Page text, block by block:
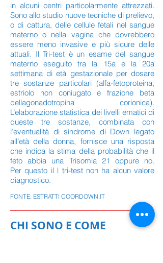
in alcuni centri particolarmente attrezzati.
Sono allo studio nuove tecniche di prelievo,
o di cattura, delle cellule fetali nel sangue
materno o nella vagina che dovrebbero
essere meno invasive e più sicure delle
attuali. Il Tri-test è un esame del sangue
materno eseguito tra la 15a e la 20a
settimana di età gestazionale per dosare
tre sostanze particolari (alfa-fetoproteina,
estriolo non coniugato e frazione beta
dellagonadotropina corionica).
L’elaborazione statistica dei livelli ematici di
queste tre sostanze, combinata con
l’eventualità di sindrome di Down legato
all’età della donna, fornisce una risposta
che indica la stima della probabilità che il
feto abbia una Trisomia 21 oppure no.
Per questo il l tri-test non ha alcun valore
diagnostico.
FONTE: ESTRATTI COORDOWN.IT
CHI SONO E COME